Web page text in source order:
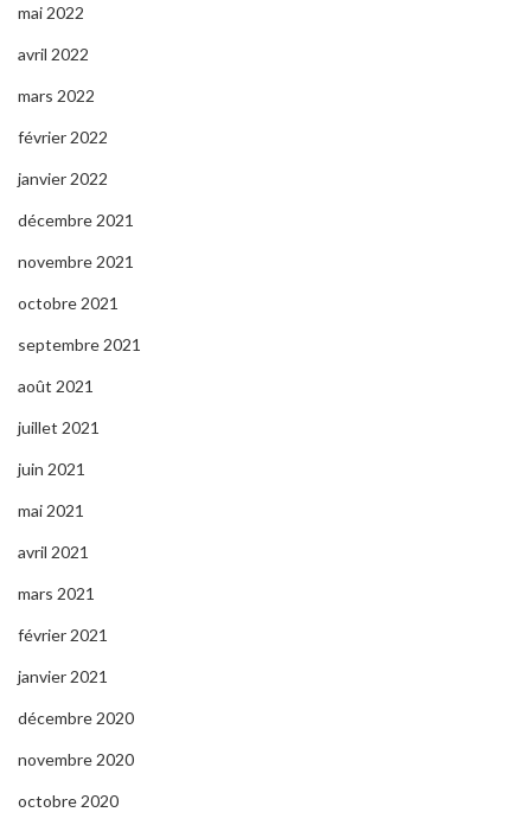
mai 2022
avril 2022
mars 2022
février 2022
janvier 2022
décembre 2021
novembre 2021
octobre 2021
septembre 2021
août 2021
juillet 2021
juin 2021
mai 2021
avril 2021
mars 2021
février 2021
janvier 2021
décembre 2020
novembre 2020
octobre 2020